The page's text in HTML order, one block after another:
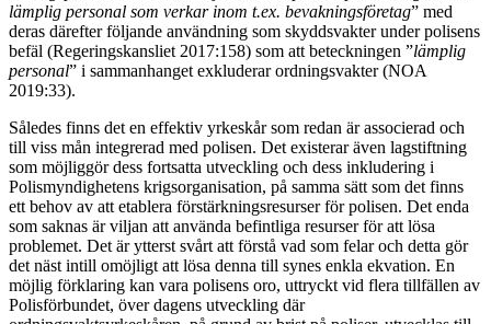
lämplig personal som verkar inom t.ex. bevakningsföretag” med
deras därefter följande användning som skyddsvakter under polisens
befäl (Regeringskansliet 2017:158) som att beteckningen ”lämplig
personal” i sammanhanget exkluderar ordningsvakter (NOA
2019:33).
Således finns det en effektiv yrkeskår som redan är associerad och
till viss mån integrerad med polisen. Det existerar även lagstiftning
som möjliggör dess fortsatta utveckling och dess inkludering i
Polismyndighetens krigsorganisation, på samma sätt som det finns
ett behov av att etablera förstärkningsresurser för polisen. Det enda
som saknas är viljan att använda befintliga resurser för att lösa
problemet. Det är ytterst svårt att förstå vad som felar och detta gör
det näst intill omöjligt att lösa denna till synes enkla ekvation. En
möjlig förklaring kan vara polisens oro, uttryckt vid flera tillfällen av
Polisförbundet, över dagens utveckling där